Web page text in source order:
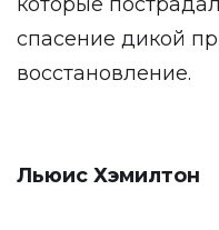
спасение дикой
восстановление.
Льюис Хэмилтон